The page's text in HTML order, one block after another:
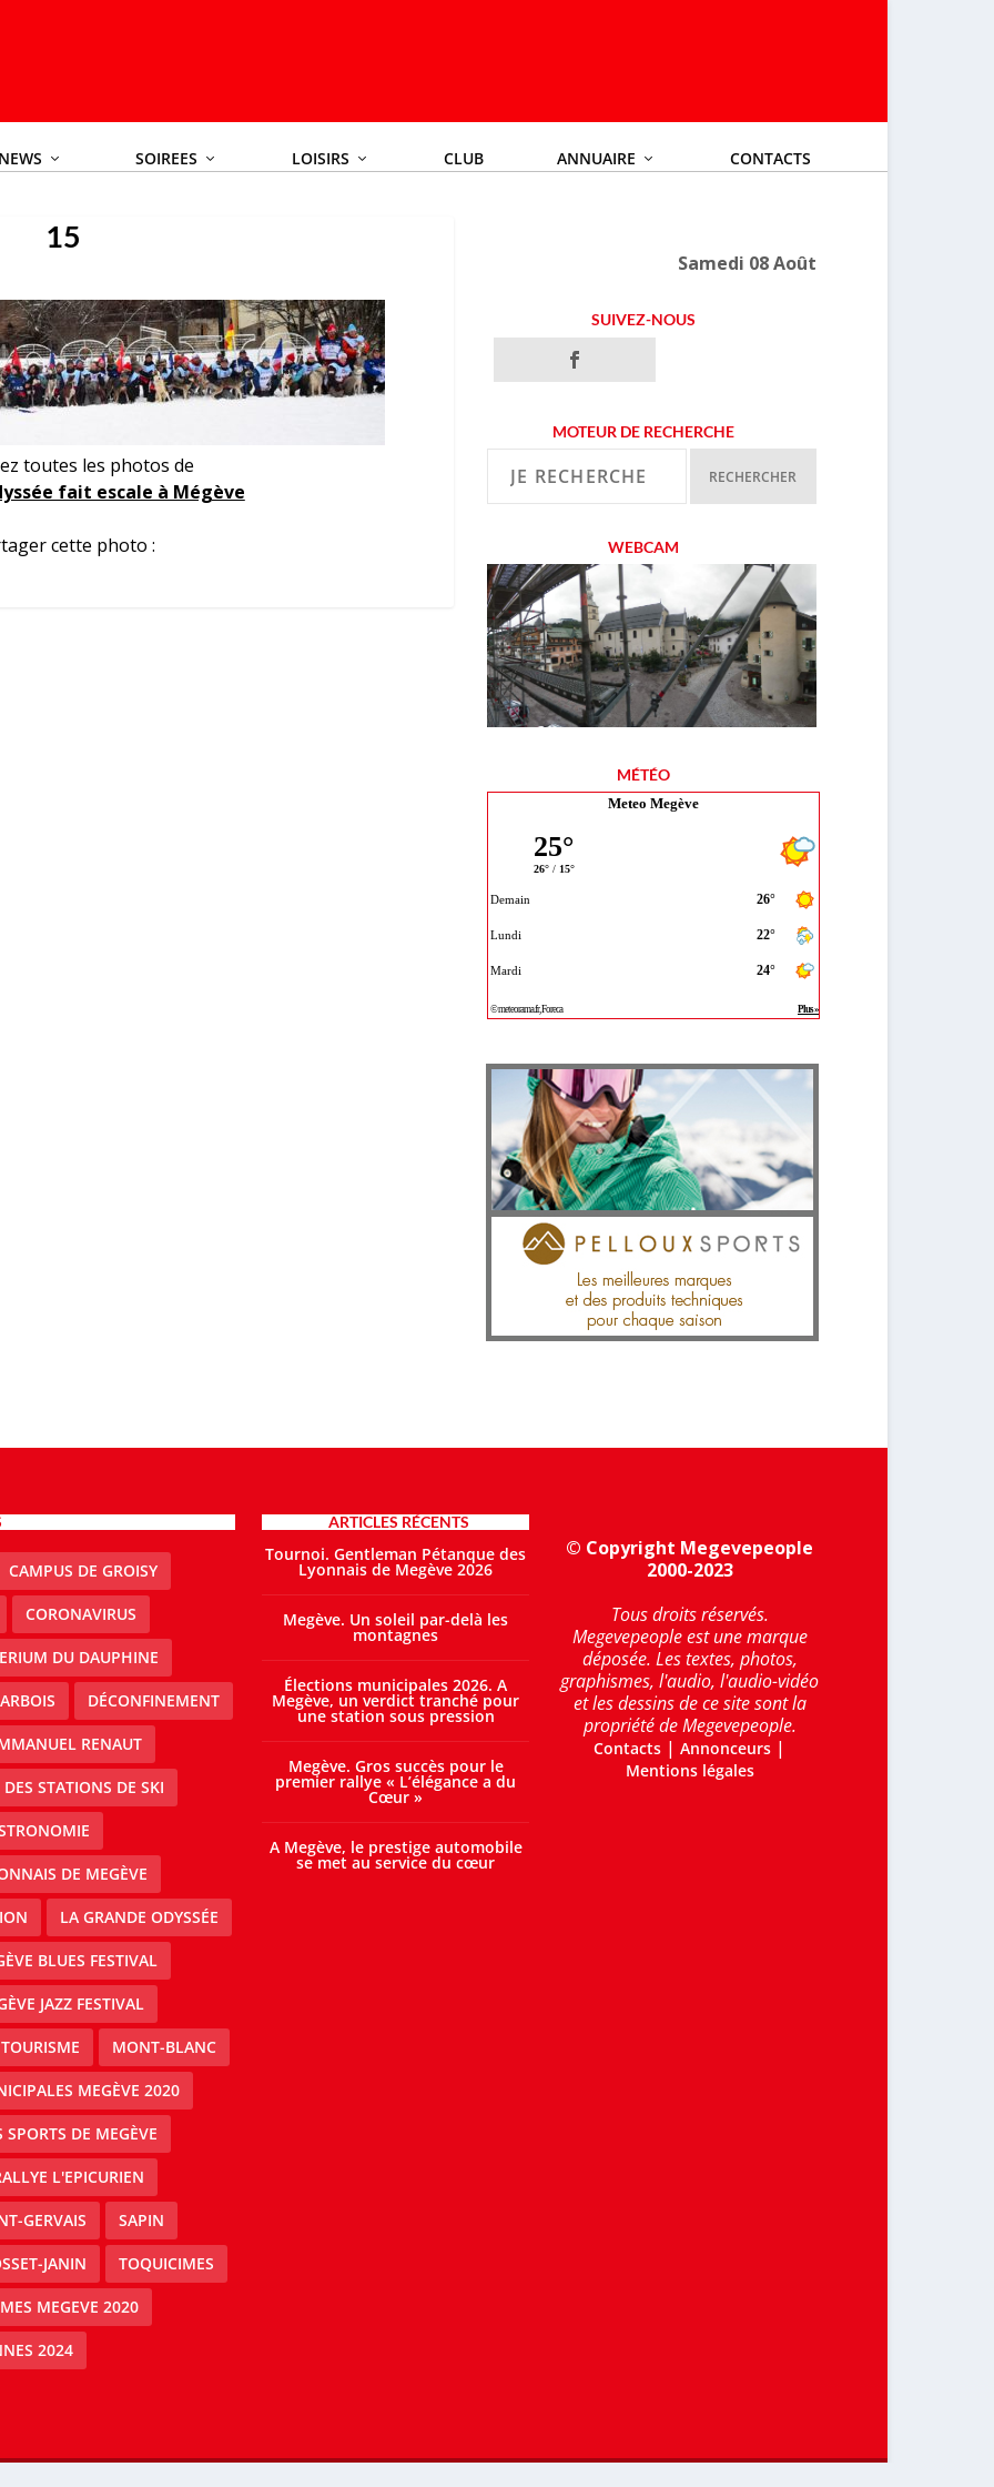
SOIREES LOISIRS CLUB ANNUAIRE CONTACTS
15
toutes les photos de
fait escale à Mégève
cette photo :
Samedi 08 Août
SUIVEZ-NOUS
MOTEUR DE RECHERCHE
WEBCAM
MÉTÉO
Meteo Megève
CAMPUS DE GROISY
CORONAVIRUS
DU DAUPHINE
DÉCONFINEMENT
RENAUT
STATIONS DE SKI
DE MEGÈVE
LA GRANDE ODYSSÉE
BLUES FESTIVAL
JAZZ FESTIVAL
MONT-BLANC
MEGÈVE 2020
SPORTS DE MEGÈVE
L'EPICURIEN
GERVAIS SAPIN
JANIN TOQUICIMES
MEGEVE 2020
2024
ARTICLES RÉCENTS
Tournoi. Gentleman Pétanque des
Lyonnais de Megève 2026
Megève. Un soleil par-delà les
montagnes
Élections municipales 2026. A
Megève, un verdict tranché pour
une station sous pression
Megève. Gros succès pour le
premier rallye « L’élégance a du
Cœur »
A Megève, le prestige automobile
se met au service du cœur
© Copyright Megevepeople
2000-2023
Tous droits réservés.
Megevepeople est une marque
déposée. Les textes, photos,
graphismes, l'audio, l'audio-vidéo
et les dessins de ce site sont la
propriété de Megevepeople.
Contacts |Annonceurs |
Mentions légales